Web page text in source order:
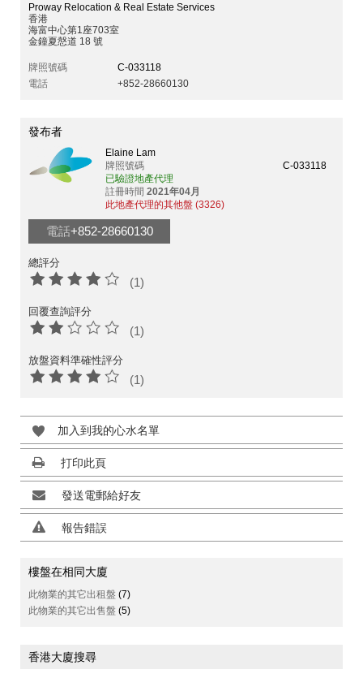
Proway Relocation & Real Estate Services
香港
海富中心第1座703室
金鐘夏慤道 18 號
牌照號碼
C-033118
電話
+852-28660130
發布者
Elaine Lam
牌照號碼
C-033118
已驗證地產代理
註冊時間 2021年04月
此地產代理的其他盤 (3326)
電話+852-28660130
總評分
(1)
回覆查詢評分
(1)
放盤資料準確性評分
(1)
加入到我的心水名單
打印此頁
發送電郵給好友
報告錯誤
樓盤在相同大廈
此物業的其它出租盤 (7)
此物業的其它出售盤 (5)
香港大廈搜尋